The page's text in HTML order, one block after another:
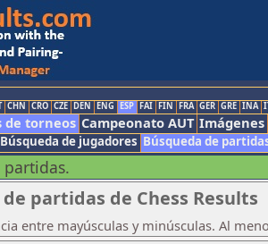
CHN CRO CZE DEN ENG ESP FAI FIN FRA GER GRE INA
de torneos Campeonato AUT Imágenes
Búsqueda de jugadores Búsqueda de
partidas.
partidas de Chess Results
entre mayúsculas y minúsculas. Al